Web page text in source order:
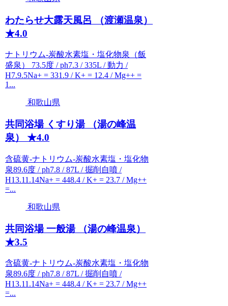
わたらせ大露天風呂 （渡瀬温泉）
★4.0
ナトリウム-炭酸水素塩・塩化物泉（飯
盛泉） 73.5度 / ph7.3 / 335L / 動力 /
H7.9.5Na+ = 331.9 / K+ = 12.4 / Mg++ =
1...
和歌山県
共同浴場 くすり湯 （湯の峰温
泉） ★4.0
含硫黄-ナトリウム-炭酸水素塩・塩化物
泉89.6度 / ph7.8 / 87L / 掘削自噴 /
H13.11.14Na+ = 448.4 / K+ = 23.7 / Mg++
=...
和歌山県
共同浴場 一般湯 （湯の峰温泉）
★3.5
含硫黄-ナトリウム-炭酸水素塩・塩化物
泉89.6度 / ph7.8 / 87L / 掘削自噴 /
H13.11.14Na+ = 448.4 / K+ = 23.7 / Mg++
=...